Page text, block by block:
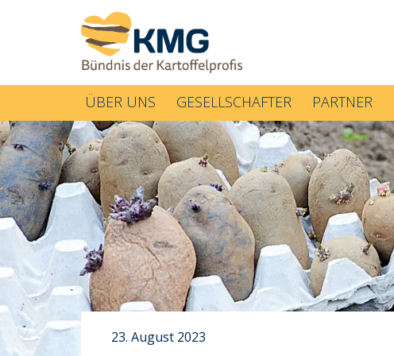
ÜBER UNS GESELLSCHAFTER PARTNER
23. August 2023